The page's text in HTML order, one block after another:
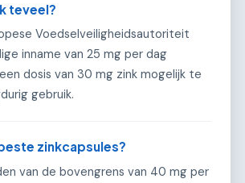
teveel?
Voedselveiligheidsautoriteit
inname van 25 mg per dag
dosis van 30 mg zink mogelijk te
gebruik.
zinkcapsules?
van de bovengrens van 40 mg per